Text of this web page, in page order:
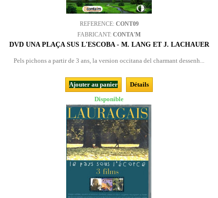
REFERENCE: CONT09
FABRICANT: CONTA'M
DVD UNA PLAÇA SUS L'ESCOBA - M. LANG ET J. LACHAUER
Pels pichons a partir de 3 ans, la version occitana del charmant dessenh...
Ajouter au panier
Détails
Disponible